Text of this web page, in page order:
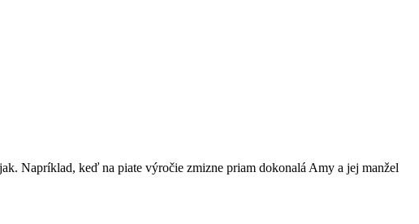
Napríklad, keď na piate výročie zmizne priam dokonalá Amy a jej manžel